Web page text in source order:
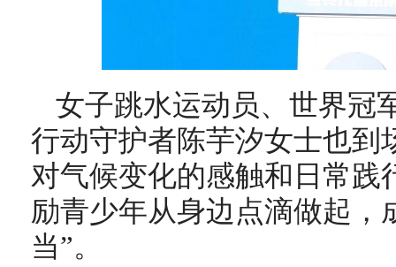
女子跳水运动员、世界冠
行动守护者陈芋汐女士也到
对气候变化的感触和日常践
励青少年从身边点滴做起，
当”。